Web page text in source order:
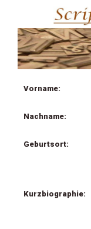
Vorname:
Nachname:
Geburtsort:
Kurzbiographie: